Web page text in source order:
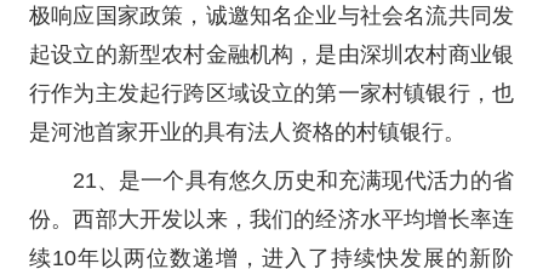
极响应国家政策，诚邀知名企业与社会名流共同发
起设立的新型农村金融机构，是由深圳农村商业银
行作为主发起行跨区域设立的第一家村镇银行，也
是河池首家开业的具有法人资格的村镇银行。
21、是一个具有悠久历史和充满现代活力的省
份。西部大开发以来，我们的经济水平均增长率连
续10年以两位数递增，进入了持续快发展的新阶